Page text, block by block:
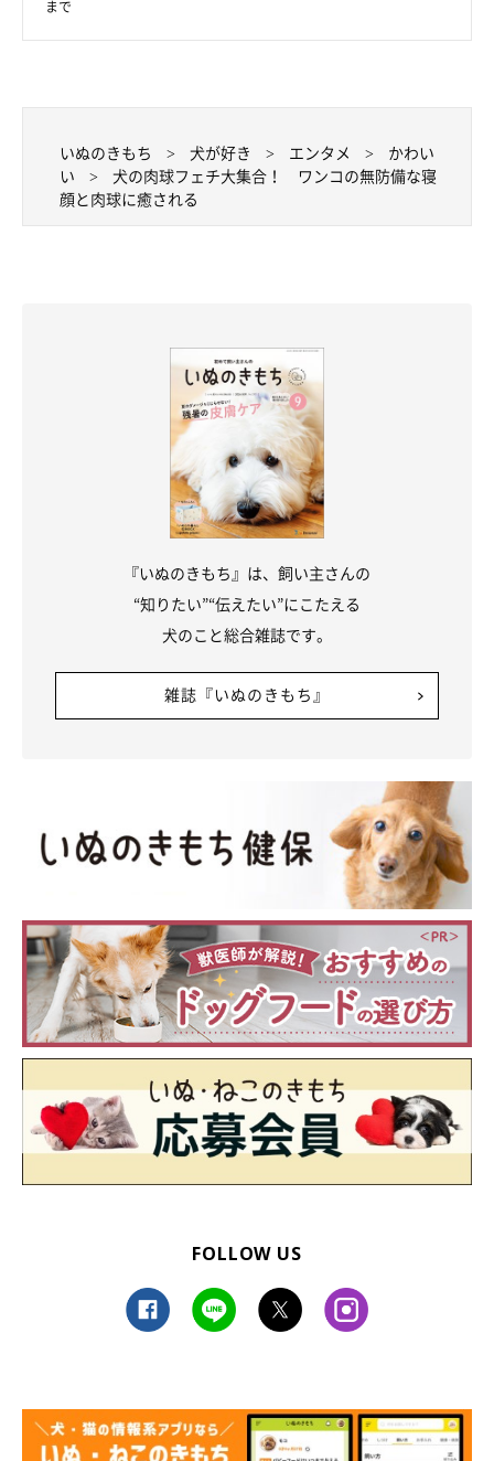
まで
いぬのきもち 犬が好き エンタメ
かわい
い
犬の肉球フェチ大集合！ ワンコの無防備な寝
顔と肉球に癒される
『いぬのきもち』は、飼い主さんの
“知りたい”“伝えたい”にこたえる
犬のこと総合雑誌です。
雑誌『いぬのきもち』
FOLLOW US